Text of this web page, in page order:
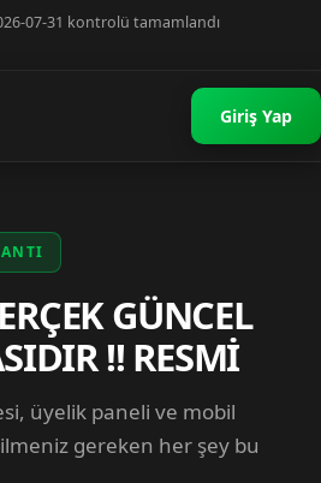
07-31 kontrolü tamamlandı
Giriş Yap
GÜNCEL
!! RESMİ
üyelik paneli ve mobil
gereken her şey bu